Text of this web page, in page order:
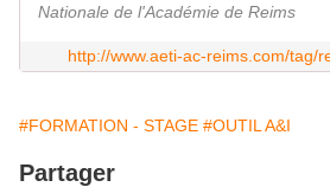
Nationale de l'Académie de Reims
http://www.aeti-ac-reims.com/tag/
#FORMATION - STAGE #OUTIL A&I
Partager